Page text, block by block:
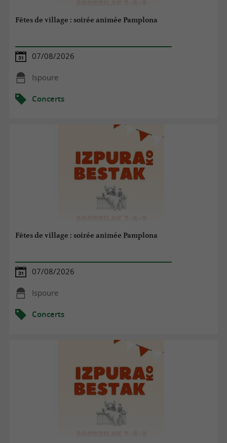
Fêtes de village : soirée animée Pamplona
07/08/2026
Ispoure
Concerts
Fêtes de village : soirée animée Pamplona
07/08/2026
Ispoure
Concerts